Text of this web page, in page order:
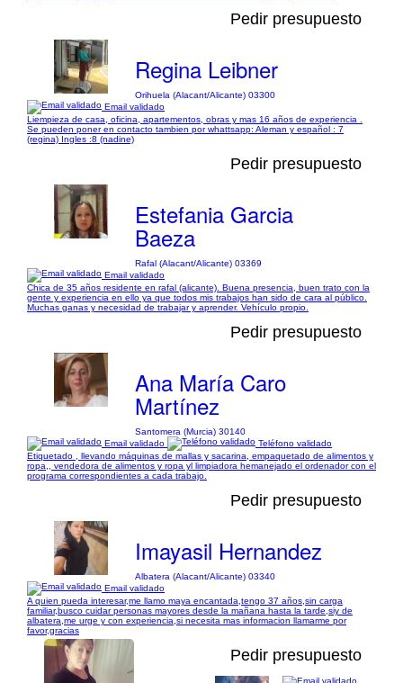
Pedir presupuesto
Regina Leibner
Orihuela (Alacant/Alicante) 03300
Email validado
Liempieza de casa, oficina, apartementos, obras y mas 16 años de experiencia .
Se pueden poner en contacto tambien por whattsapp: Aleman y español : 7
(regina) Ingles :8 (nadine)
Pedir presupuesto
Estefania Garcia
Baeza
Rafal (Alacant/Alicante) 03369
Email validado
Chica de 35 años residente en rafal (alicante). Buena presencia, buen trato con la
gente y experiencia en ello ya que todos mis trabajos han sido de cara al público.
Muchas ganas y necesidad de trabajar y aprender. Vehículo propio.
Pedir presupuesto
Ana María Caro
Martínez
Santomera (Murcia) 30140
Email validado
Teléfono validado
Etiquetado , llevando máquinas de mallas y sacarina, empaquetado de alimentos y
ropa,, vendedora de alimentos y ropa yl limpiadora hemanejado el ordenador con el
programa correspondientes a cada trabajo.
Pedir presupuesto
Imayasil Hernandez
Albatera (Alacant/Alicante) 03340
Email validado
A quien pueda interesar,me llamo maya encantada,tengo 37 años,sin carga
familiar,busco cuidar personas mayores desde la mañana hasta la tarde,siy de
albatera,me urge y con experiencia,si necesita mas informacion llamarme por
favor,gracias
Pedir presupuesto